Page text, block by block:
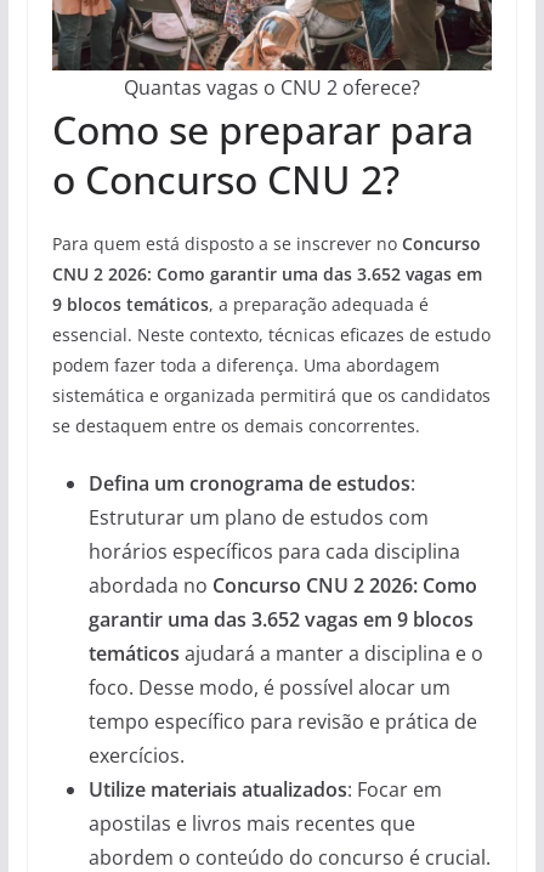
Quantas vagas o CNU 2 oferece?
Como se preparar para
o Concurso CNU 2?
Para quem está disposto a se inscrever no Concurso
CNU 2 2026: Como garantir uma das 3.652 vagas em
9 blocos temáticos, a preparação adequada é
essencial. Neste contexto, técnicas eficazes de estudo
podem fazer toda a diferença. Uma abordagem
sistemática e organizada permitirá que os candidatos
se destaquem entre os demais concorrentes.
Defina um cronograma de estudos:
Estruturar um plano de estudos com
horários específicos para cada disciplina
abordada no Concurso CNU 2 2026: Como
garantir uma das 3.652 vagas em 9 blocos
temáticos ajudará a manter a disciplina e o
foco. Desse modo, é possível alocar um
tempo específico para revisão e prática de
exercícios.
Utilize materiais atualizados: Focar em
apostilas e livros mais recentes que
abordem o conteúdo do concurso é crucial.